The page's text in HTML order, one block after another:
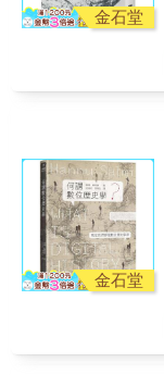
金石堂
金石堂